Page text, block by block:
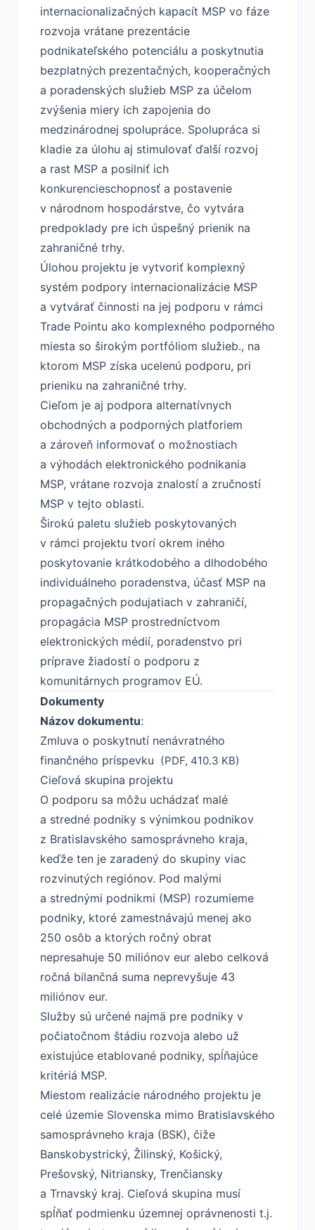
internacionalizačných kapacít MSP vo fáze
rozvoja vrátane prezentácie
podnikateľského potenciálu a poskytnutia
bezplatných prezentačných, kooperačných
a poradenských služieb MSP za účelom
zvýšenia miery ich zapojenia do
medzinárodnej spolupráce. Spolupráca si
kladie za úlohu aj stimulovať ďalší rozvoj
a rast MSP a posilniť ich
konkurencieschopnosť a postavenie
v národnom hospodárstve, čo vytvára
predpoklady pre ich úspešný prienik na
zahraničné trhy.
Úlohou projektu je vytvoriť komplexný
systém podpory internacionalizácie MSP
a vytvárať činnosti na jej podporu v rámci
Trade Pointu ako komplexného podporného
miesta so širokým portfóliom služieb., na
ktorom MSP získa ucelenú podporu, pri
prieniku na zahraničné trhy.
Cieľom je aj podpora alternatívnych
obchodných a podporných platforiem
a zároveň informovať o možnostiach
a výhodách elektronického podnikania
MSP, vrátane rozvoja znalostí a zručností
MSP v tejto oblasti.
Širokú paletu služieb poskytovaných
v rámci projektu tvorí okrem iného
poskytovanie krátkodobého a dlhodobého
individuálneho poradenstva, účasť MSP na
propagačných podujatiach v zahraničí,
propagácia MSP prostredníctvom
elektronických médií, poradenstvo pri
príprave žiadostí o podporu z
komunitárnych programov EÚ.
Dokumenty
Názov dokumentu:
Zmluva o poskytnutí nenávratného
finančného príspevku (PDF, 410.3 KB)
Cieľová skupina projektu
O podporu sa môžu uchádzať malé
a stredné podniky s výnimkou podnikov
z Bratislavského samosprávneho kraja,
keďže ten je zaradený do skupiny viac
rozvinutých regiónov. Pod malými
a strednými podnikmi (MSP) rozumieme
podniky, ktoré zamestnávajú menej ako
250 osôb a ktorých ročný obrat
nepresahuje 50 miliónov eur alebo celková
ročná bilančná suma neprevyšuje 43
miliónov eur.
Služby sú určené najmä pre podniky v
počiatočnom štádiu rozvoja alebo už
existujúce etablované podniky, spĺňajúce
kritériá MSP.
Miestom realizácie národného projektu je
celé územie Slovenska mimo Bratislavského
samosprávneho kraja (BSK), čiže
Banskobystrický, Žilinský, Košický,
Prešovský, Nitriansky, Trenčiansky
a Trnavský kraj. Cieľová skupina musí
spĺňať podmienku územnej oprávnenosti t.j.